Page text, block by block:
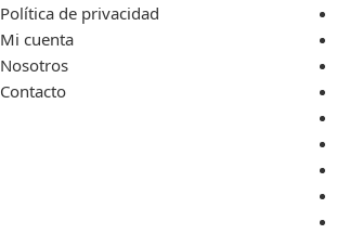
Política de privacidad
Mi cuenta
Nosotros
Contacto